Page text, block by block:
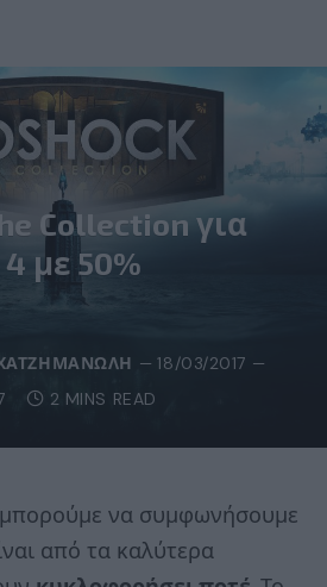
Collection για
με 50%
18/03/2017
2 MINS READ
μπορούμε να συμφωνήσουμε
από τα καλύτερα